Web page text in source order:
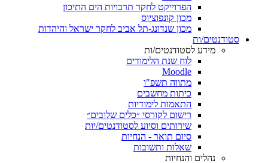
הפרוייקט לחקר תרבויות הים התיכון
מכון קונפוציוס
מכון שנדונג-תל אביב לחקר ישראל והיהדות
סטודנטים/ות
מידע לסטודנטים/ות
לוח שנת הלימודים
Moodle
מתווה תשפ"ו
כיתות מחשבים
התאמות לימודיות
רישום לקורסי ״כלים שלובים״
שירותים וסיוע לסטודנטים/יות
סיום תואר - הנחיות
שאלות ותשובות
נהלים והנחיות